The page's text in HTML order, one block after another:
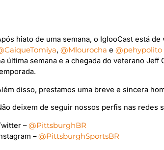
hiato de uma semana, o IglooCast está
,@Mlourocha e@pehypolito
última semana e a chegada do veterano
disso, prestamos uma breve e sincera
deixem de seguir nossos perfis nas redes
–@PittsburghBR
–@PittsburghSportsBR